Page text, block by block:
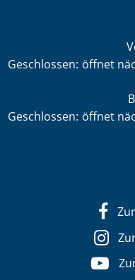
Klicken, um weitere
Geschlossen: öffnet
Klicken, um weitere
Geschlossen: öffnet